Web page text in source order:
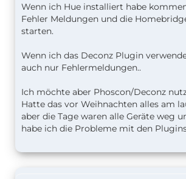
Wenn ich Hue installiert habe
Fehler Meldungen und die
starten.
Wenn ich das Deconz Plugin
auch nur Fehlermeldungen..
Ich möchte aber Phoscon/Deconz
Hatte das vor Weihnachten alles am
aber die Tage waren alle Geräte weg
habe ich die Probleme mit den